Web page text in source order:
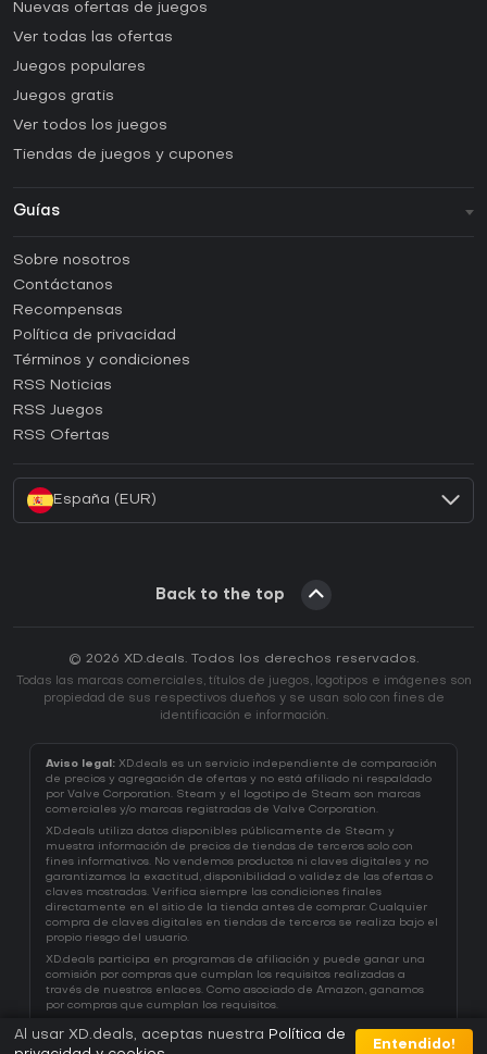
Nuevas ofertas de juegos
Ver todas las ofertas
Juegos populares
Juegos gratis
Ver todos los juegos
Tiendas de juegos y cupones
Guías
Guías y tutoriales
¿Cómo activar una CD Key de Steam?
¿Cómo activar una CD Key de Epic Games?
¿Cómo activar una CD Key de GOG?
¿Cómo activar una CD Key de Ubisoft Connect?
Sobre nosotros
Contáctanos
Recompensas
Política de privacidad
Términos y condiciones
RSS Noticias
RSS Juegos
RSS Ofertas
España (EUR)
Back to the top
© 2026 XD.deals. Todos los derechos reservados.
Todas las marcas comerciales, títulos de juegos, logotipos e imágenes son
propiedad de sus respectivos dueños y se usan solo con fines de
identificación e información.
Aviso legal: XD.deals es un servicio independiente de comparación
de precios y agregación de ofertas y no está afiliado ni respaldado
por Valve Corporation. Steam y el logotipo de Steam son marcas
comerciales y/o marcas registradas de Valve Corporation.
XD.deals utiliza datos disponibles públicamente de Steam y
muestra información de precios de tiendas de terceros solo con
fines informativos. No vendemos productos ni claves digitales y no
garantizamos la exactitud, disponibilidad o validez de las ofertas o
claves mostradas. Verifica siempre las condiciones finales
directamente en el sitio de la tienda antes de comprar. Cualquier
compra de claves digitales en tiendas de terceros se realiza bajo el
propio riesgo del usuario.
XD.deals participa en programas de afiliación y puede ganar una
comisión por compras que cumplan los requisitos realizadas a
través de nuestros enlaces. Como asociado de Amazon, ganamos
por compras que cumplan los requisitos.
Al usar XD.deals, aceptas nuestra Política de
Entendido!